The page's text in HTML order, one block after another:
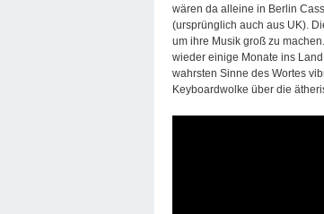
wären da alleine in Berlin
(ursprünglich auch aus UK).
um ihre Musik groß zu
wieder einige Monate ins
wahrsten Sinne des Wortes
Keyboardwolke über die